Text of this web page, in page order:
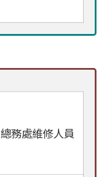
總務處維修人員